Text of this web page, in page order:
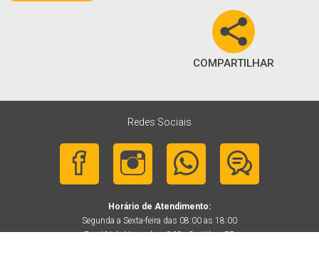
COMPARTILHAR
Redes Sociais
Horário de Atendimento:
Segunda a Sexta-feira das 08:00 as 18:00
Rua XV de Novembro, 960 - Curitiba - PR